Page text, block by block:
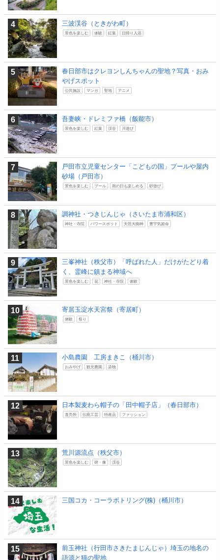
三波渓谷（ときがわ町）
景色を楽しむ 体験 紅葉 日帰り入浴
春日部市はクレヨンしんちゃんの聖地？写真・おみ
やげスポット
公共施設 マンガ 聖地 アニメ
吾妻峡・ドレミファ橋（飯能市）
景色を楽しむ 紅葉 渓谷 川遊び
戸田市立児童センター「こどもの国」プールや屋内
砂場（戸田市）
景色を楽しむ プール 雨の日も楽しめる 砂遊び
調神社・つきじんじゃ（さいたま市浦和区）
神社・寺院 パワースポット 天照大御神 豊宇気姫命
三峯神社（秩父市）「呼ばれた人」だけがたどり着
く、霊峰に鎮まる神域へ
景色を楽しむ 花 神社・寺院 体験
寄居玉淀水天宮祭（寄居町）
体験 祭り
小島農園 工房まきこ（桶川市）
おみやげ 観光農園 染物
日本製麦わら帽子の「田中帽子店」（春日部市）
直売所 伝統工芸 特産品 ファッション
荒川源流点（秩父市）
景色を楽しむ 碑・像 渓谷
三国コカ・コーラボトリング(株)（桶川市）
前玉神社（行田市さきたまじんじゃ）埼玉の地名の
語源と猫の聖地